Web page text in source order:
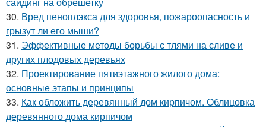
30. Вред пеноплэкса для здоровья, пожароопасность и
грызут ли его мыши?
31. Эффективные методы борьбы с тлями на сливе и
других плодовых деревьях
32. Проектирование пятиэтажного жилого дома:
основные этапы и принципы
33. Как обложить деревянный дом кирпичом. Облицовка
деревянного дома кирпичом